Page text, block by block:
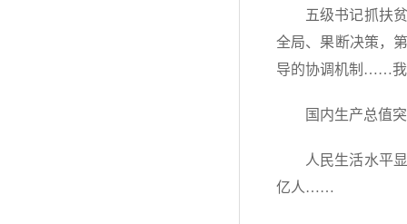
五级书记抓扶
全局、果断决策，
导的协调机制……我
国内生产总值
人民生活水平
亿人……